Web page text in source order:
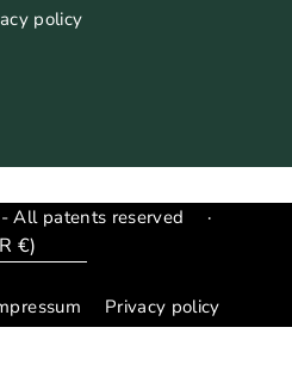
policy
All patents reserved
·
Privacy policy